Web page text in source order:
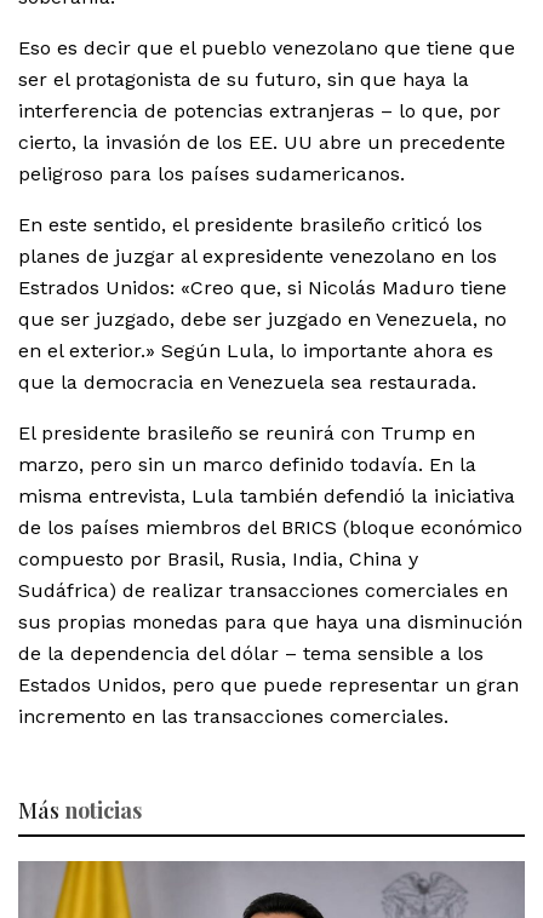
Eso es decir que el pueblo venezolano que tiene que
ser el protagonista de su futuro, sin que haya la
interferencia de potencias extranjeras – lo que, por
cierto, la invasión de los EE. UU abre un precedente
peligroso para los países sudamericanos.
En este sentido, el presidente brasileño criticó los
planes de juzgar al expresidente venezolano en los
Estrados Unidos: «Creo que, si Nicolás Maduro tiene
que ser juzgado, debe ser juzgado en Venezuela, no
en el exterior.» Según Lula, lo importante ahora es
que la democracia en Venezuela sea restaurada.
El presidente brasileño se reunirá con Trump en
marzo, pero sin un marco definido todavía. En la
misma entrevista, Lula también defendió la iniciativa
de los países miembros del BRICS (bloque económico
compuesto por Brasil, Rusia, India, China y
Sudáfrica) de realizar transacciones comerciales en
sus propias monedas para que haya una disminución
de la dependencia del dólar – tema sensible a los
Estados Unidos, pero que puede representar un gran
incremento en las transacciones comerciales.
Más noticias